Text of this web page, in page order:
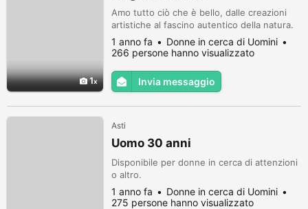
1
Amo tutto ciò che è bello, dalle creazioni
artistiche al fascino autentico della natura.
1 anno fa
Donne in cerca di Uomini
266 persone hanno visualizzato
Invia messaggio
Asti
Uomo 30 anni
Disponibile per donne in cerca di attenzioni
o altro.
1 anno fa
Donne in cerca di Uomini
275 persone hanno visualizzato